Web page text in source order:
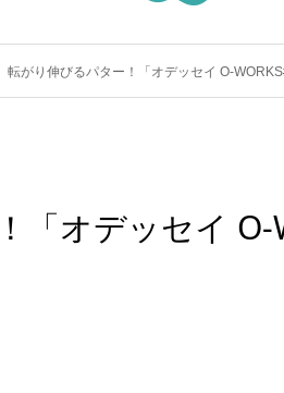
転がり伸びるパター！「オデッセイ O-
オデッセイ O-